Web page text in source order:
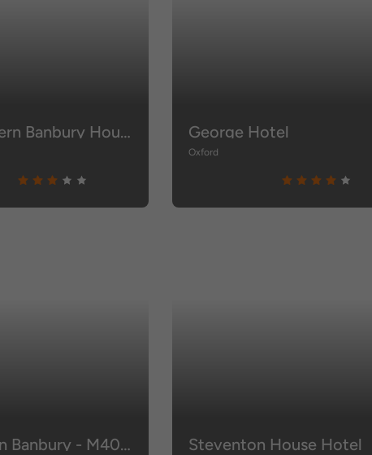
Best Western Banbury House Hotel George Hotel
Oxford
Premier Inn Banbury - M40 J11 Steventon House Hotel